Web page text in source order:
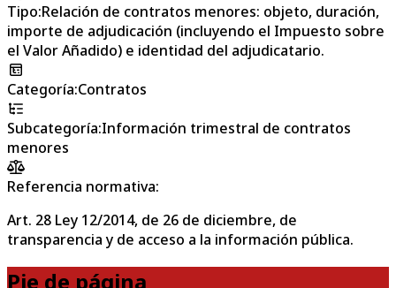
Tipo:Relación de contratos menores: objeto, duración,
importe de adjudicación (incluyendo el Impuesto sobre
el Valor Añadido) e identidad del adjudicatario.
Categoría:Contratos
Subcategoría:Información trimestral de contratos
menores
Referencia normativa:
Art. 28 Ley 12/2014, de 26 de diciembre, de
transparencia y de acceso a la información pública.
Pie de página